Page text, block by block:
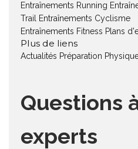
Entraînements Running
Trail
Entraînements Cyclisme
Entraînements Fitness Plans
Plus de liens
Actualités Préparation
Questions
experts